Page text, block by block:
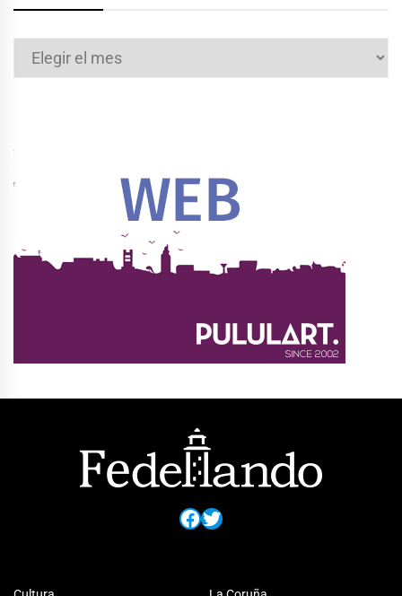
Archivos
Facebook
Twitter